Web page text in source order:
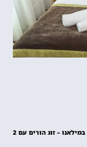
14 לילות באגם גארדה כולל לילה אחד במילאנו – זוג הורים עם 2